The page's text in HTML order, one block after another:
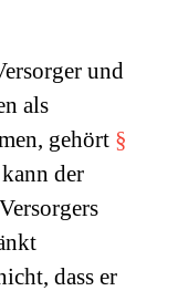
und
als
gehört §
der
dass er